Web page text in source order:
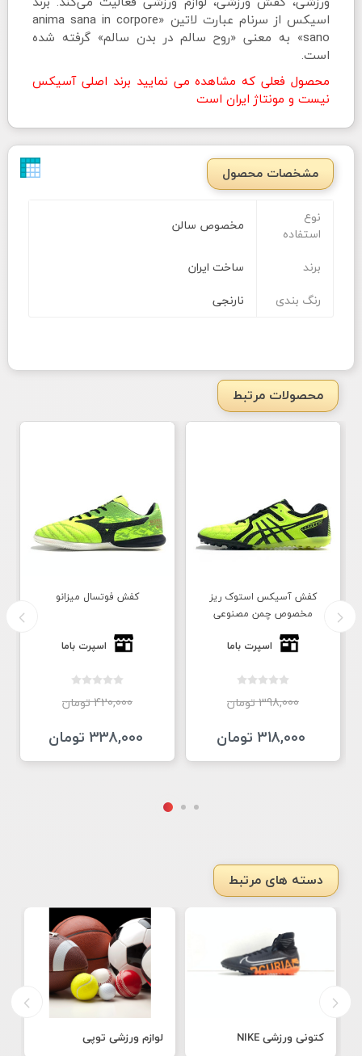
اسیکس از سرنام عبارت لاتین «anima sana in corpore
sano» به معنی «روح سالم در بدن سالم» گرفته شده
است.
محصول فعلی که مشاهده می نمایید برند اصلی آسیکس
نیست و مونتاژ ایران است
مشخصات محصول
نوع
استفاده
مخصوص سالن
برند
ساخت ایران
رنگ بندی
نارنجی
محصولات مرتبط
کفش آسیکس استوک ریز
مخصوص چمن مصنوعی
اسپرت باما
398,000 تومان
318,000 تومان
کفش فوتسال میزانو
اسپرت باما
420,000 تومان
338,000 تومان
دسته های مرتبط
کتونی ورزشی NIKE لوازم ورزشی توپی